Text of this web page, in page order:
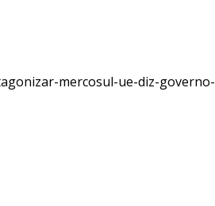
mercosul-ue-diz-governo-